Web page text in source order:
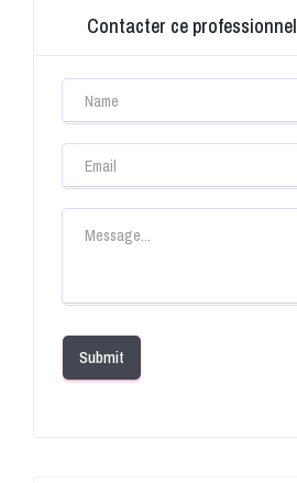
Contacter ce professionnel
Submit